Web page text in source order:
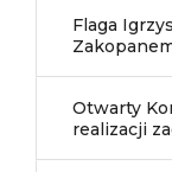
Flaga
Otwarty
realizacji